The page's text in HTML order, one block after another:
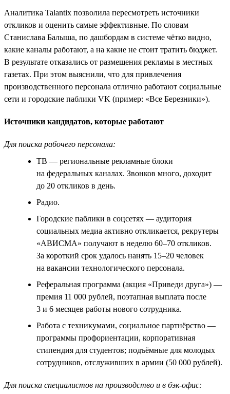
Аналитика Talantix позволила пересмотреть источники
откликов и оценить самые эффективные. По словам
Станислава Балыша, по дашбордам в системе чётко видно,
какие каналы работают, а на какие не стоит тратить бюджет.
В результате отказались от размещения рекламы в местных
газетах. При этом выяснили, что для привлечения
производственного персонала отлично работают социальные
сети и городские паблики VK (пример: «Все Березники»).
Источники кандидатов, которые работают
Для поиска рабочего персонала:
ТВ — региональные рекламные блоки
на федеральных каналах. Звонков много, доходит
до 20 откликов в день.
Радио.
Городские паблики в соцсетях — аудитория
социальных медиа активно откликается, рекрутеры
«АВИСМА» получают в неделю 60–70 откликов.
За короткий срок удалось нанять 15–20 человек
на вакансии технологического персонала.
Реферальная программа (акция «Приведи друга») —
премия 11 000 рублей, поэтапная выплата после
3 и 6 месяцев работы нового сотрудника.
Работа с техникумами, социальное партнёрство —
программы профориентации, корпоративная
стипендия для студентов; подъёмные для молодых
сотрудников, отслуживших в армии (50 000 рублей).
Для поиска специалистов на производство и в бэк-офис: